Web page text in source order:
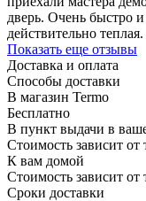
дверь. Очень быстро
действительно теплая.
Показать еще отзывы
Доставка и оплата
Способы доставки
В магазин Termo
Бесплатно
В пункт выдачи в
Стоимость зависит
К вам домой
Стоимость зависит
Сроки доставки